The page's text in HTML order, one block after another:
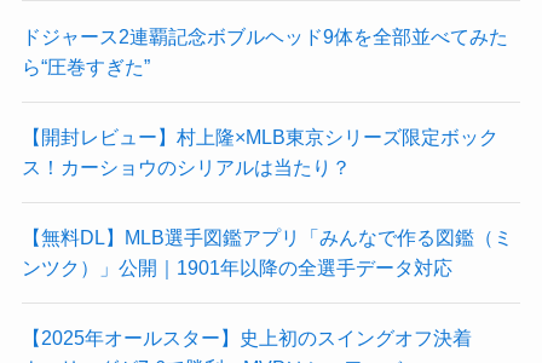
ドジャース2連覇記念ボブルヘッド9体を全部並べてみた
ら“圧巻すぎた”
【開封レビュー】村上隆×MLB東京シリーズ限定ボック
ス！カーショウのシリアルは当たり？
【無料DL】MLB選手図鑑アプリ「みんなで作る図鑑（ミ
ンツク）」公開｜1901年以降の全選手データ対応
【2025年オールスター】史上初のスイングオフ決着